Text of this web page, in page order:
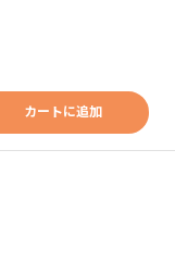
カートに追加